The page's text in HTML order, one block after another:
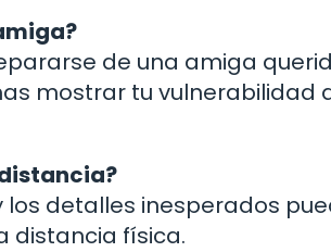
de una amiga
mostrar tu vulnerabilidad
detalles inesperados
distancia física.